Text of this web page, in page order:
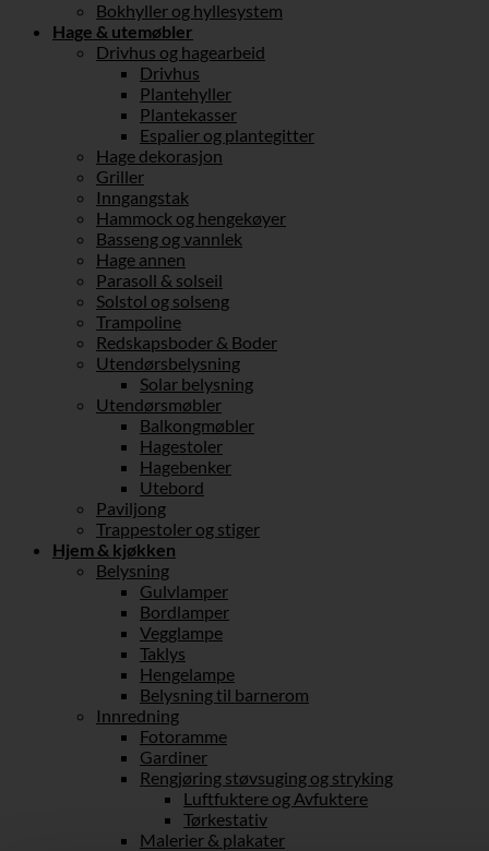
Bokhyller og hyllesystem
Hage & utemøbler
Drivhus og hagearbeid
Drivhus
Plantehyller
Plantekasser
Espalier og plantegitter
Hage dekorasjon
Griller
Inngangstak
Hammock og hengekøyer
Basseng og vannlek
Hage annen
Parasoll & solseil
Solstol og solseng
Trampoline
Redskapsboder & Boder
Utendørsbelysning
Solar belysning
Utendørsmøbler
Balkongmøbler
Hagestoler
Hagebenker
Utebord
Paviljong
Trappestoler og stiger
Hjem & kjøkken
Belysning
Gulvlamper
Bordlamper
Vegglampe
Taklys
Hengelampe
Belysning til barnerom
Innredning
Fotoramme
Gardiner
Rengjøring støvsuging og stryking
Luftfuktere og Avfuktere
Tørkestativ
Malerier & plakater